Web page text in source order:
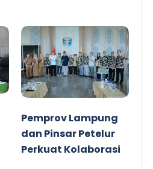
Pemprov Lampung
dan Pinsar Petelur
Perkuat Kolaborasi